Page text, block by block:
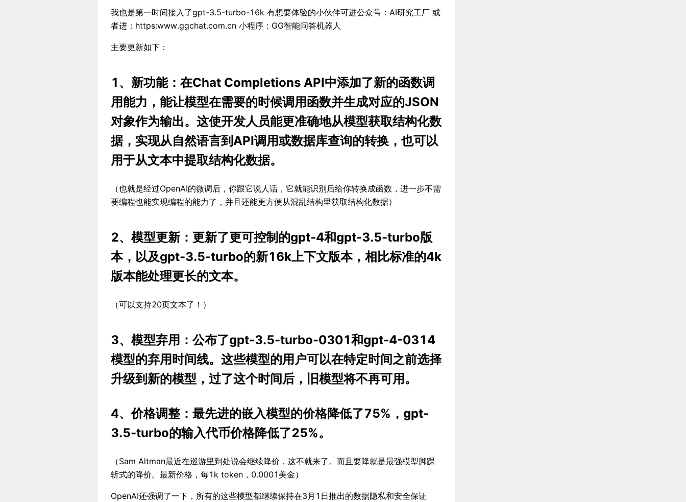
我也是第一时间接入了gpt-3.5-turbo-16k 有想要体验的小伙伴可进公众号：AI研究工厂 或
者进：https:www.ggchat.com.cn 小程序：GG智能问答机器人
主要更新如下：
1、新功能：在Chat Completions API中添加了新的函数调
用能力，能让模型在需要的时候调用函数并生成对应的JSON
对象作为输出。这使开发人员能更准确地从模型获取结构化数
据，实现从自然语言到API调用或数据库查询的转换，也可以
用于从文本中提取结构化数据。
（也就是经过OpenAI的微调后，你跟它说人话，它就能识别后给你转换成函数，进一步不需
要编程也能实现编程的能力了，并且还能更方便从混乱结构里获取结构化数据）
2、模型更新：更新了更可控制的gpt-4和gpt-3.5-turbo版
本，以及gpt-3.5-turbo的新16k上下文版本，相比标准的4k
版本能处理更长的文本。
（可以支持20页文本了！）
3、模型弃用：公布了gpt-3.5-turbo-0301和gpt-4-0314
模型的弃用时间线。这些模型的用户可以在特定时间之前选择
升级到新的模型，过了这个时间后，旧模型将不再可用。
4、价格调整：最先进的嵌入模型的价格降低了75%，gpt-
3.5-turbo的输入代币价格降低了25%。
（Sam Altman最近在巡游里到处说会继续降价，这不就来了。而且要降就是最强模型脚踝
斩式的降价。最新价格，每1k token，0.0001美金）
OpenAI还强调了一下，所有的这些模型都继续保持在3月1日推出的数据隐私和安全保证